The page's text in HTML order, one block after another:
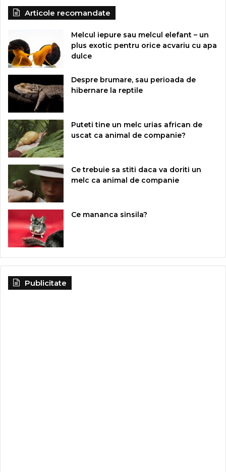
Articole recomandate
Melcul iepure sau melcul elefant – un
plus exotic pentru orice acvariu cu apa
dulce
Despre brumare, sau perioada de
hibernare la reptile
Puteti tine un melc urias african de
uscat ca animal de companie?
Ce trebuie sa stiti daca va doriti un
melc ca animal de companie
Ce mananca sinsila?
Publicitate